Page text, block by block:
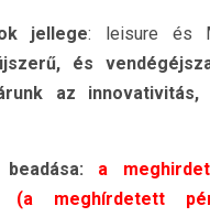
jellege: leisure és
és
az innovativitás,
beadása: a
(a meghírdetett